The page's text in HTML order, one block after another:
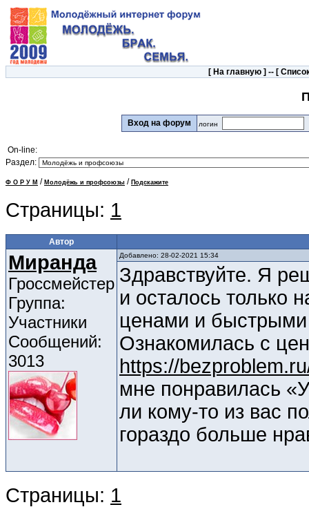
[ На главную] -- [
Вход на форум логин
On-line:
Раздел:
Ф О Р У М / Молодёжь и профсоюзы / Подскажите
Страницы: 1
Автор
Миранда
Гроссмейстер
Группа:
Участники
Сообщений:
3013
Добавлено: 28-02-2021 15:34
Здравствуйте. Я
и осталось только
ценами и быстрыми
Ознакомилась с
https://
мне понравилась
ли кому-то из вас
гораздо больше
Страницы: 1